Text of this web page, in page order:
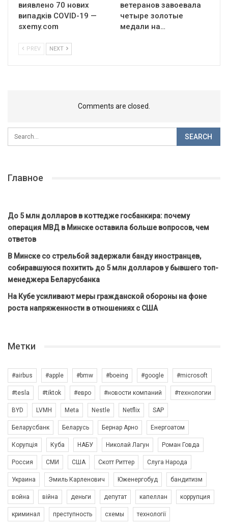
виявлено 70 нових
випадків COVID-19 —
sxemy.com
ветеранов завоевала
четыре золотые
медали на…
PREV NEXT
Comments are closed.
Главное
До 5 млн долларов в коттедже госбанкира: почему
операция МВД в Минске оставила больше вопросов, чем
ответов
В Минске со стрельбой задержали банду иностранцев,
собиравшуюся похитить до 5 млн долларов у бывшего топ-
менеджера Беларусбанка
На Кубе усиливают меры гражданской обороны на фоне
роста напряженности в отношениях с США
Метки
#airbus #apple #bmw #boeing #google #microsoft
#tesla #tiktok #евро #новости компаний #технологии
BYD LVMH Meta Nestle Netflix SAP
Беларусбанк Беларусь Бернар Арно Енергоатом
Корупція Куба НАБУ Николай Лагун Роман Говда
Россия СМИ США Скотт Риттер Слуга Народа
Украина Эмиль Карленович Юженергобуд бандитизм
война війна деньги депутат капеллан коррупция
криминал преступность схемы технології